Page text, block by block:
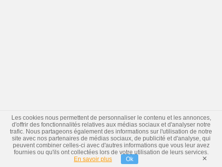
Les cookies nous permettent de personnaliser le contenu et les annonces,
d'offrir des fonctionnalités relatives aux médias sociaux et d'analyser notre
trafic. Nous partageons également des informations sur l'utilisation de notre
site avec nos partenaires de médias sociaux, de publicité et d'analyse, qui
peuvent combiner celles-ci avec d'autres informations que vous leur avez
fournies ou qu'ils ont collectées lors de votre utilisation de leurs services.
En savoir plus
Ok ×